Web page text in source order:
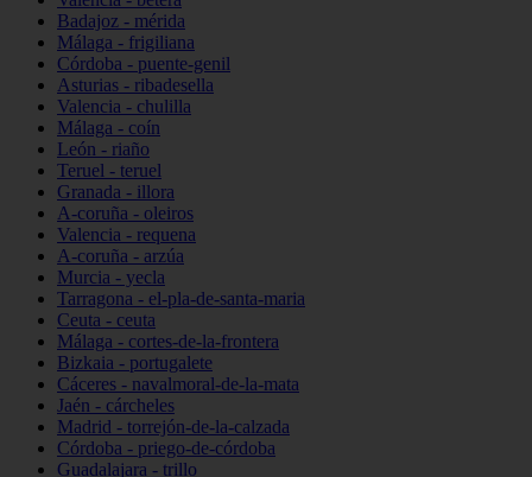
Badajoz - mérida
Málaga - frigiliana
Córdoba - puente-genil
Asturias - ribadesella
Valencia - chulilla
Málaga - coín
León - riaño
Teruel - teruel
Granada - illora
A-coruña - oleiros
Valencia - requena
A-coruña - arzúa
Murcia - yecla
Tarragona - el-pla-de-santa-maria
Ceuta - ceuta
Málaga - cortes-de-la-frontera
Bizkaia - portugalete
Cáceres - navalmoral-de-la-mata
Jaén - cárcheles
Madrid - torrejón-de-la-calzada
Córdoba - priego-de-córdoba
Guadalajara - trillo